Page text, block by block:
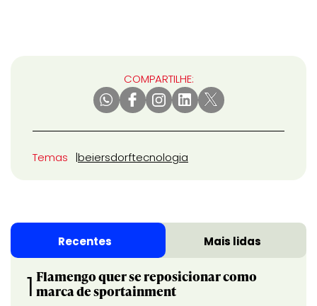
COMPARTILHE:
Temas beiersdorftecnologia
Recentes Mais lidas
1 Flamengo quer se reposicionar como
marca de sportainment